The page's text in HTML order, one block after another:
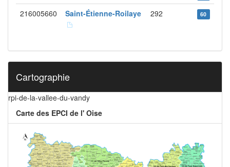
216005660 Saint-Étienne-Roilaye 292 60
Cartographie
rpi-de-la-vallee-du-vandy
Carte des EPCI de l' Oise